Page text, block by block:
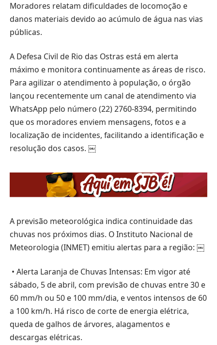
Moradores relatam dificuldades de locomoção e
danos materiais devido ao acúmulo de água nas vias
públicas.
A Defesa Civil de Rio das Ostras está em alerta
máximo e monitora continuamente as áreas de risco.
Para agilizar o atendimento à população, o órgão
lançou recentemente um canal de atendimento via
WhatsApp pelo número (22) 2760-8394, permitindo
que os moradores enviem mensagens, fotos e a
localização de incidentes, facilitando a identificação e
resolução dos casos. ￼
A previsão meteorológica indica continuidade das
chuvas nos próximos dias. O Instituto Nacional de
Meteorologia (INMET) emitiu alertas para a região: ￼
• Alerta Laranja de Chuvas Intensas: Em vigor até
sábado, 5 de abril, com previsão de chuvas entre 30 e
60 mm/h ou 50 e 100 mm/dia, e ventos intensos de 60
a 100 km/h. Há risco de corte de energia elétrica,
queda de galhos de árvores, alagamentos e
descargas elétricas.